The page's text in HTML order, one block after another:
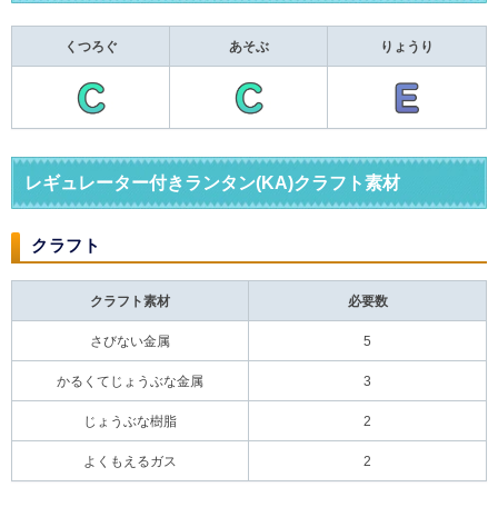
くつろぐ あそぶ りょうり
レギュレーター付きランタン(KA)クラフト素材
クラフト
クラフト素材 必要数
さびない金属 5
かるくてじょうぶな金属 3
じょうぶな樹脂 2
よくもえるガス 2